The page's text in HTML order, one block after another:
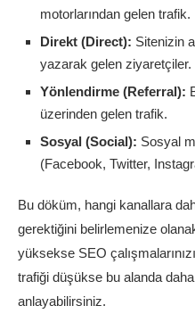
motorlarından gelen trafik.
Direkt (Direct): Sitenizin
yazarak gelen ziyaretçiler.
Yönlendirme (Referral):
üzerinden gelen trafik.
Sosyal (Social): Sosyal
(Facebook, Twitter,
Bu döküm, hangi kanallara
gerektiğini belirlemenize
yüksekse SEO
trafiği düşükse bu alanda
anlayabilirsiniz.